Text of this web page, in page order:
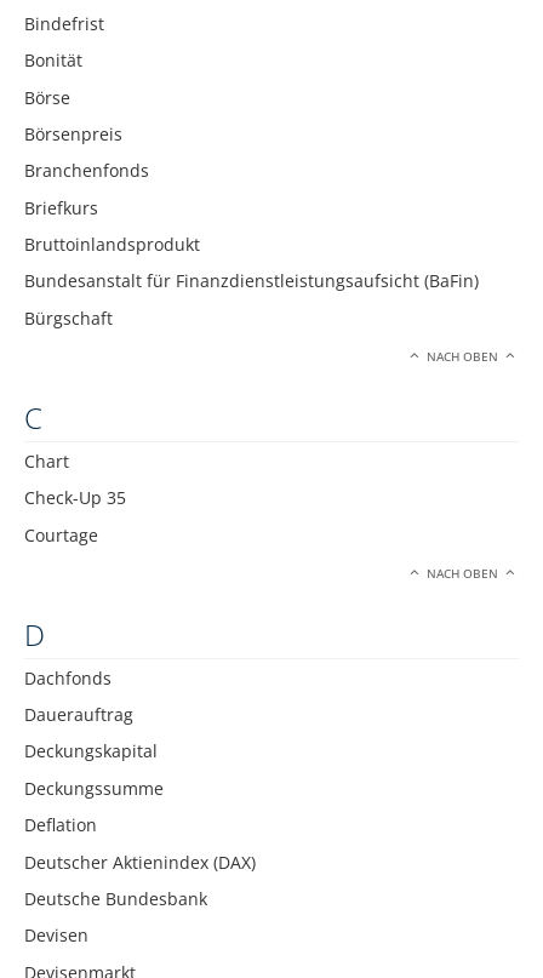
Bindefrist
Bonität
Börse
Börsenpreis
Branchenfonds
Briefkurs
Bruttoinlandsprodukt
Bundesanstalt für Finanzdienstleistungsaufsicht (BaFin)
Bürgschaft
NACH OBEN
C
Chart
Check-Up 35
Courtage
NACH OBEN
D
Dachfonds
Dauerauftrag
Deckungskapital
Deckungssumme
Deflation
Deutscher Aktienindex (DAX)
Deutsche Bundesbank
Devisen
Devisenmarkt